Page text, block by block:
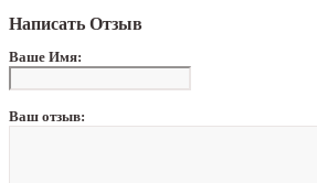
Написать Отзыв
Ваше Имя:
Ваш отзыв: